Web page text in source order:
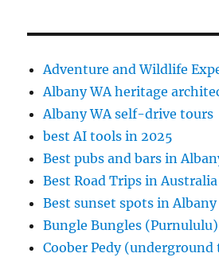
Adventure and Wildlife
Albany WA heritage
Albany WA self-drive tours
best AI tools in 2025
Best pubs and bars in
Best Road Trips in Australia
Best sunset spots in Albany
Bungle Bungles (Purnululu)
Coober Pedy (underground